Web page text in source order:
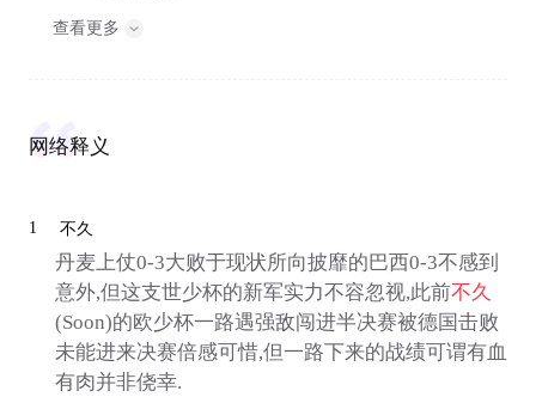
查看更多
网络释义
1 不久
丹麦上仗0-3大败于现状所向披靡的巴西0-3不感到
意外,但这支世少杯的新军实力不容忽视,此前不久
(Soon)的欧少杯一路遇强敌闯进半决赛被德国击败
未能进来决赛倍感可惜,但一路下来的战绩可谓有血
有肉并非侥幸.